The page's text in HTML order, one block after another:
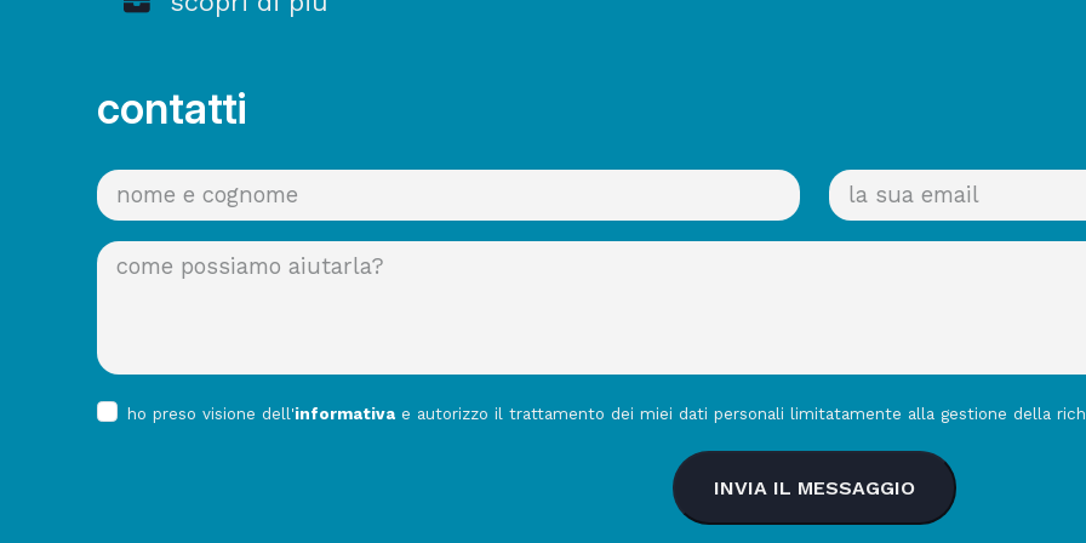
contatti
ho preso visione dell'informativa e autorizzo il trattamento dei miei dati personali limitatamente alla gestione della